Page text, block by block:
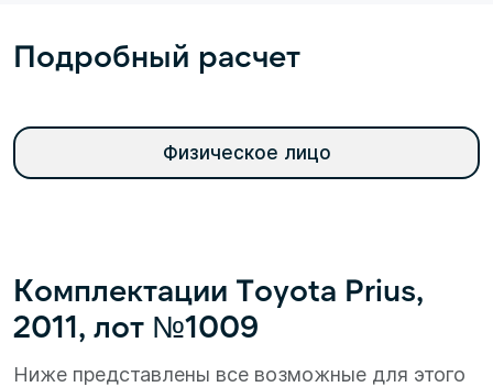
Подробный расчет
Физическое лицо
Комплектации Toyota Prius,
2011, лот №1009
Ниже представлены все возможные для этого